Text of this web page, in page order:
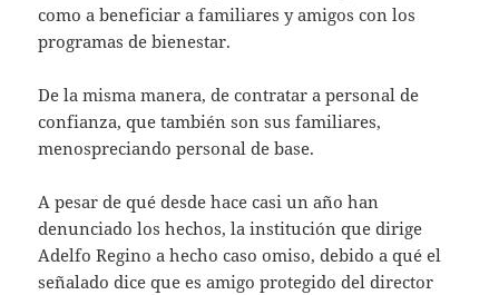
como a beneficiar a familiares y amigos con los
programas de bienestar.
De la misma manera, de contratar a personal de
confianza, que también son sus familiares,
menospreciando personal de base.
A pesar de qué desde hace casi un año han
denunciado los hechos, la institución que dirige
Adelfo Regino a hecho caso omiso, debido a qué el
señalado dice que es amigo protegido del director